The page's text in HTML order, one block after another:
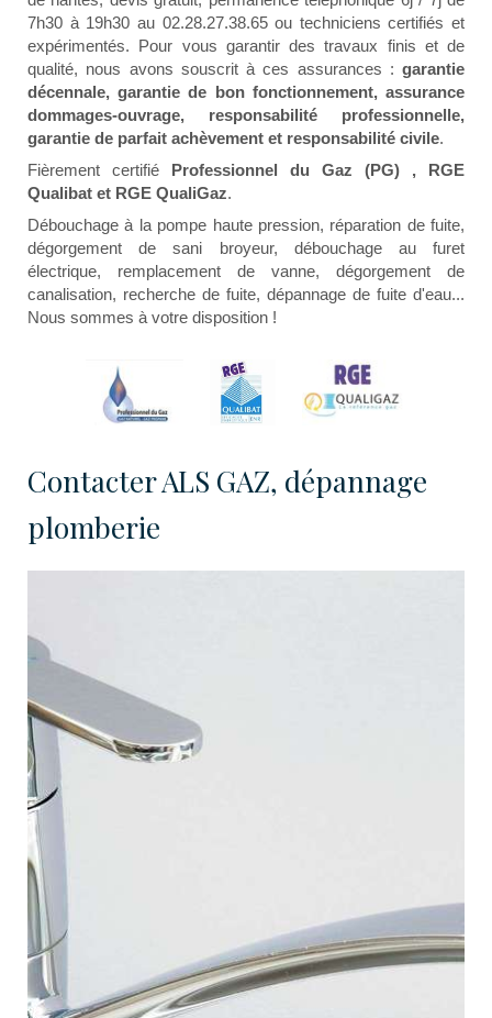
7h30 à 19h30 au 02.28.27.38.65 ou techniciens certifiés et
expérimentés. Pour vous garantir des travaux finis et de
qualité, nous avons souscrit à ces assurances : garantie
décennale, garantie de bon fonctionnement, assurance
dommages-ouvrage, responsabilité professionnelle,
garantie de parfait achèvement et responsabilité civile.
Fièrement certifié Professionnel du Gaz (PG) , RGE
Qualibat et RGE QualiGaz.
Débouchage à la pompe haute pression, réparation de fuite,
dégorgement de sani broyeur, débouchage au furet
électrique, remplacement de vanne, dégorgement de
canalisation, recherche de fuite, dépannage de fuite d'eau...
Nous sommes à votre disposition !
Contacter ALS GAZ, dépannage
plomberie